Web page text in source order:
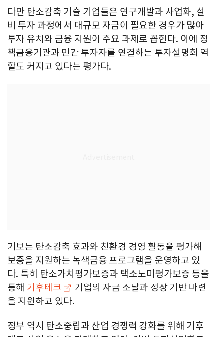
다만 탄소감축 기술 기업들은 연구개발과 사업화, 설
비 투자 과정에서 대규모 자금이 필요한 경우가 많아
투자 유치와 금융 지원이 주요 과제로 꼽힌다. 이에 정
책금융기관과 민간 투자자를 연결하는 투자설명회 역
할도 커지고 있다는 평가다.
기보는 탄소감축 효과와 친환경 경영 활동을 평가해
보증을 지원하는 녹색금융 프로그램을 운영하고 있
다. 특히 탄소가치평가보증과 택소노미평가보증 등을
통해 기후테크
기업의 자금 조달과 성장 기반 마련
을 지원하고 있다.
정부 역시 탄소중립과 산업 경쟁력 강화를 위해 기후